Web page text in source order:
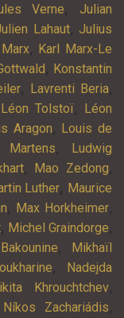
Verne, Julian
Lahaut, Julius
, Karl Marx-Le
, Konstantin
, Lavrenti Beria,
Léon Tolstoï,
Léon
Aragon, Louis de
Martens,
Ludwig
, Mao Zedong,
Luther, Maurice
, Max Horkheimer,
, Michel Graindorge,
,
Mikhaïl
,
Nadejda
Khrouchtchev,
Níkos Zachariádis,